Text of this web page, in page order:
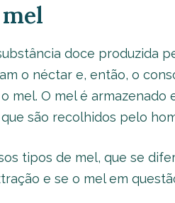
doce produzida
o néctar e, então, o
mel. O mel é
são recolhidos pelo
tipos de mel, que se
e se o mel em